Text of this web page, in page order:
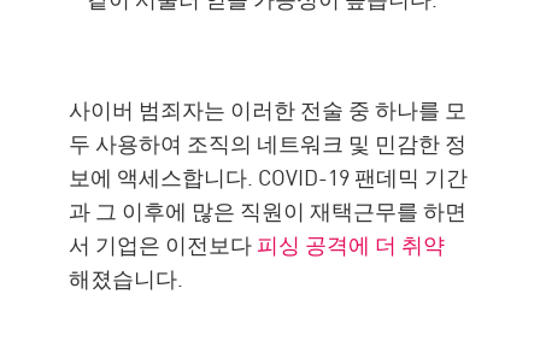
사이버 범죄자는 이러한 전술 중 하나를 모
두 사용하여 조직의 네트워크 및 민감한 정
보에 액세스합니다. COVID-19 팬데믹 기간
과 그 이후에 많은 직원이 재택근무를 하면
서 기업은 이전보다피싱 공격에 더 취약
해졌습니다.